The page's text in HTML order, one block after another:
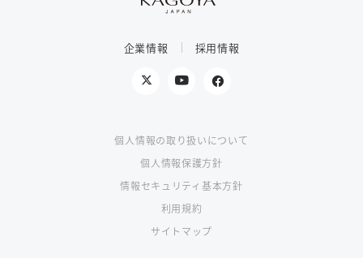
企業情報 採用情報
個人情報の取り扱いについて
個人情報保護方針
情報セキュリティ基本方針
利用規約
サイトマップ